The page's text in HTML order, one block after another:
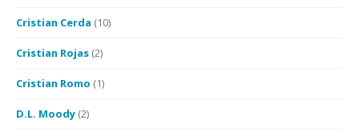
Cristian Cerda (10)
Cristian Rojas (2)
Cristian Romo (1)
D.L. Moody (2)